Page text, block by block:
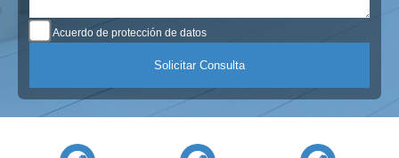
Acuerdo de protección de datos